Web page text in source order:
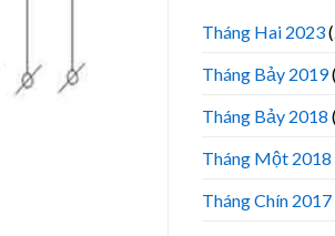
Tháng Hai 2023
Tháng Bảy 2019
Tháng Bảy 2018
Tháng Một 2018
Tháng Chín 2017